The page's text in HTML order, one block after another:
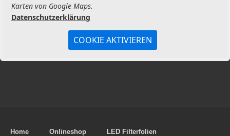
Karten von Google Maps.
Datenschutzerklärung
COOKIE AKTIVIEREN
Home
Onlineshop
LED Filterfolien